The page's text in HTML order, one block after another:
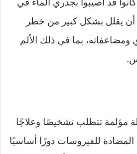
قد أصيبوا بجدري الماء في
أن يقلل بشكل كبير من خطر
ومضاعفاته، بما في ذلك الألم
مؤلمة تتطلب تشخيصًا وعلاجًا
المضادة للفيروسات دورًا أساسيًا